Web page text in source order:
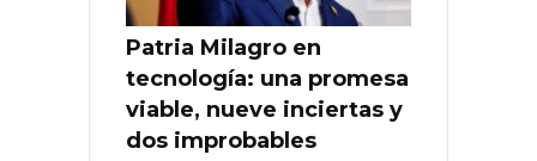
Patria Milagro en
tecnología: una promesa
viable, nueve inciertas y
dos improbables